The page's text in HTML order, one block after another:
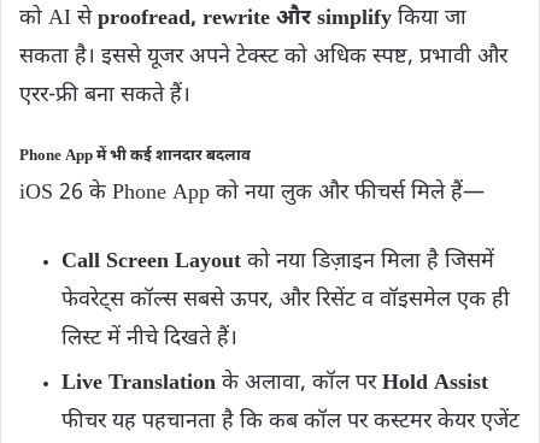
को AI सेproofread, rewrite और simplify किया जा
सकता है। इससे यूजर अपने टेक्स्ट को अधिक स्पष्ट, प्रभावी और
एरर-फ्री बना सकते हैं।
Phone App में भी कई शानदार बदलाव
iOS 26 के Phone App को नया लुक और फीचर्स मिले हैं—
Call Screen Layout को नया डिज़ाइन मिला है जिसमें
फेवरेट्स कॉल्स सबसे ऊपर, और रिसेंट व वॉइसमेल एक ही
लिस्ट में नीचे दिखते हैं।
Live Translation के अलावा, कॉल परHold Assist
फीचर यह पहचानता है कि कब कॉल पर कस्टमर केयर एजेंट